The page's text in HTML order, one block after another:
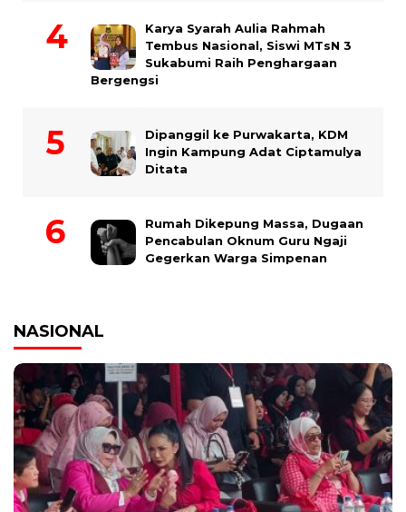
Karya Syarah Aulia Rahmah
Tembus Nasional, Siswi MTsN 3
Sukabumi Raih Penghargaan
Bergengsi
Dipanggil ke Purwakarta, KDM
Ingin Kampung Adat Ciptamulya
Ditata
Rumah Dikepung Massa, Dugaan
Pencabulan Oknum Guru Ngaji
Gegerkan Warga Simpenan
NASIONAL